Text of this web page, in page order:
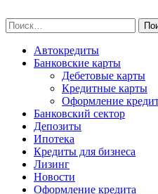
to
content
Найти:
Автокредиты
Банковские карты
Дебетовые карты
Кредитные карты
Оформление
Банковский сектор
Депозиты
Ипотека
Кредиты для бизнеса
Лизинг
Новости
Оформление кредита